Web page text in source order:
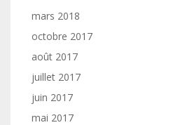
mars 2018
octobre 2017
août 2017
juillet 2017
juin 2017
mai 2017